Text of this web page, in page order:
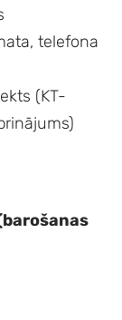
telefona
(KT-